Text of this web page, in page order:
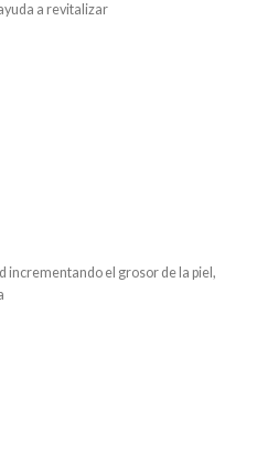
a revitalizar
incrementando el grosor de la piel,